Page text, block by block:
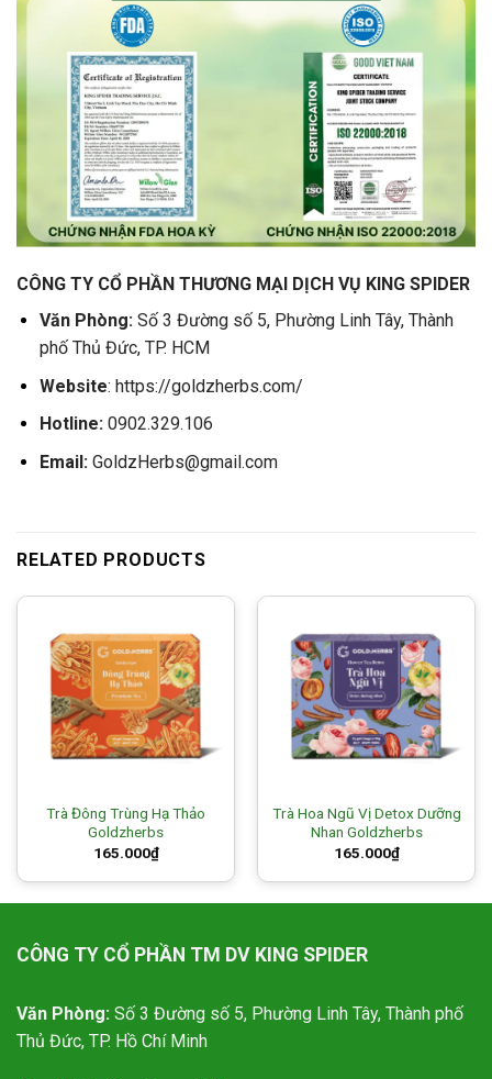
CÔNG TY CỔ PHẦN THƯƠNG MẠI DỊCH VỤ KING SPIDER
Văn Phòng:Số 3 Đường số 5, Phường Linh Tây, Thành
phố Thủ Đức, TP. HCM
Website: https://goldzherbs.com/
Hotline:0902.329.106
Email: GoldzHerbs@gmail.com
RELATED PRODUCTS
Trà Đông Trùng Hạ Thảo
Goldzherbs
165.000₫
Trà Hoa Ngũ Vị Detox Dưỡng
Nhan Goldzherbs
165.000₫
CÔNG TY CỔ PHẦN TM DV KING SPIDER
Văn Phòng: Số 3 Đường số 5, Phường Linh Tây, Thành phố
Thủ Đức, TP. Hồ Chí Minh